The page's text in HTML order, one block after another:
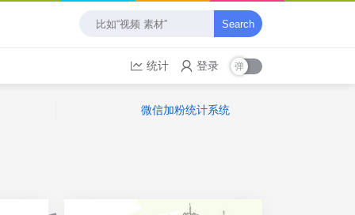
Search
统计 登录
微信加粉统计系统